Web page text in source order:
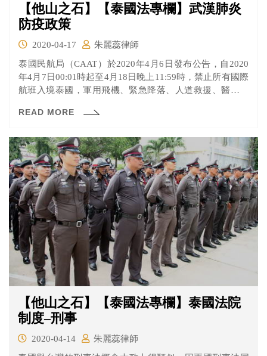
【他山之石】【泰國法專欄】武漢肺炎
防疫政策
2020-04-17
朱麗蕊律師
泰國民航局（CAAT）於2020年4月6日發布公告，自2020
年4月7日00:01時起至4月18日晚上11:59時，禁止所有國際
航班入境泰國，軍用飛機、緊急降落、人道救援、醫療專
READ MORE
【他山之石】【泰國法專欄】泰國法院
制度–刑事
2020-04-14
朱麗蕊律師